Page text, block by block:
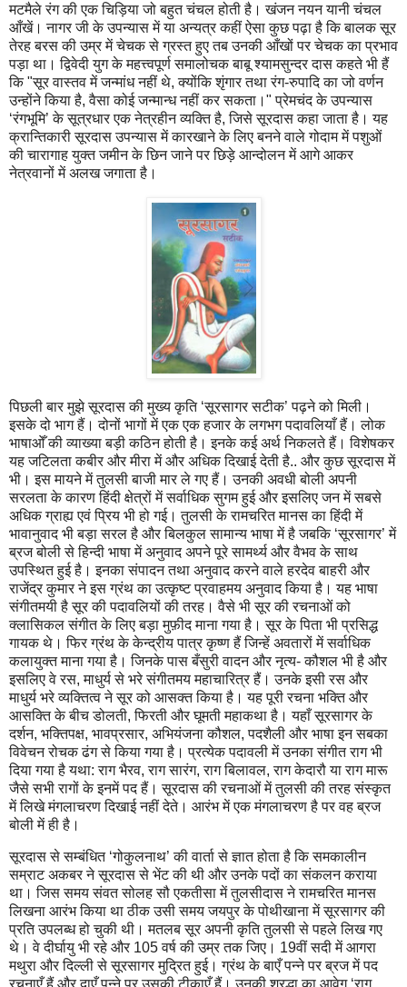
मटमैले रंग की एक चिड़िया जो बहुत चंचल होती है। खंजन नयन यानी चंचल
आँखें। नागर जी के उपन्यास में या अन्यत्र कहीं ऐसा कुछ पढ़ा है कि बालक सूर
तेरह बरस की उम्र में चेचक से ग्रस्त हुए तब उनकी आँखों पर चेचक का प्रभाव
पड़ा था। द्विवेदी युग के महत्त्वपूर्ण समालोचक बाबू श्यामसुन्दर दास कहते भी हैं
कि "सूर वास्तव में जन्मांध नहीं थे, क्योंकि शृंगार तथा रंग-रुपादि का जो वर्णन
उन्होंने किया है, वैसा कोई जन्मान्ध नहीं कर सकता।" प्रेमचंद के उपन्यास
‘रंगभूमि’ के सूत्रधार एक नेत्रहीन व्यक्ति है, जिसे सूरदास कहा जाता है। यह
क्रान्तिकारी सूरदास उपन्यास में कारखाने के लिए बनने वाले गोदाम में पशुओं
की चारागाह युक्त जमीन के छिन जाने पर छिड़े आन्दोलन में आगे आकर
नेत्रवानों में अलख जगाता है।
पिछली बार मुझे सूरदास की मुख्य कृति ‘सूरसागर सटीक’ पढ़ने को मिली।
इसके दो भाग हैं। दोनों भागों में एक एक हजार के लगभग पदावलियाँ हैं। लोक
भाषाओँ की व्याख्या बड़ी कठिन होती है। इनके कई अर्थ निकलते हैं। विशेषकर
यह जटिलता कबीर और मीरा में और अधिक दिखाई देती है.. और कुछ सूरदास में
भी। इस मायने में तुलसी बाजी मार ले गए हैं। उनकी अवधी बोली अपनी
सरलता के कारण हिंदी क्षेत्रों में सर्वाधिक सुगम हुई और इसलिए जन में सबसे
अधिक ग्राह्य एवं प्रिय भी हो गई। तुलसी के रामचरित मानस का हिंदी में
भावानुवाद भी बड़ा सरल है और बिलकुल सामान्य भाषा में है जबकि ‘सूरसागर’ में
ब्रज बोली से हिन्दी भाषा में अनुवाद अपने पूरे सामर्थ्य और वैभव के साथ
उपस्थित हुई है। इनका संपादन तथा अनुवाद करने वाले हरदेव बाहरी और
राजेंद्र कुमार ने इस ग्रंथ का उत्कृष्ट प्रवाहमय अनुवाद किया है। यह भाषा
संगीतमयी है सूर की पदावलियों की तरह। वैसे भी सूर की रचनाओं को
क्लासिकल संगीत के लिए बड़ा मुफ़ीद माना गया है। सूर के पिता भी प्रसिद्ध
गायक थे। फिर ग्रंथ के केन्द्रीय पात्र कृष्ण हैं जिन्हें अवतारों में सर्वाधिक
कलायुक्त माना गया है। जिनके पास बँसुरी वादन और नृत्य- कौशल भी है और
इसलिए वे रस, माधुर्य से भरे संगीतमय महाचारित्र हैं। उनके इसी रस और
माधुर्य भरे व्यक्तित्व ने सूर को आसक्त किया है। यह पूरी रचना भक्ति और
आसक्ति के बीच डोलती, फिरती और घूमती महाकथा है। यहाँ सूरसागर के
दर्शन, भक्तिपक्ष, भावप्रसार, अभियंजना कौशल, पदशैली और भाषा इन सबका
विवेचन रोचक ढंग से किया गया है। प्रत्येक पदावली में उनका संगीत राग भी
दिया गया है यथा: राग भैरव, राग सारंग, राग बिलावल, राग केदारौ या राग मारू
जैसे सभी रागों के इनमें पद हैं। सूरदास की रचनाओं में तुलसी की तरह संस्कृत
में लिखे मंगलाचरण दिखाई नहीं देते। आरंभ में एक मंगलाचरण है पर वह ब्रज
बोली में ही है।
सूरदास से सम्बंधित ‘गोकुलनाथ’ की वार्ता से ज्ञात होता है कि समकालीन
सम्राट अकबर ने सूरदास से भेंट की थी और उनके पदों का संकलन कराया
था। जिस समय संवत सोलह सौ एकतीसा में तुलसीदास ने रामचरित मानस
लिखना आरंभ किया था ठीक उसी समय जयपुर के पोथीखाना में सूरसागर की
प्रति उपलब्ध हो चुकी थी। मतलब सूर अपनी कृति तुलसी से पहले लिख गए
थे। वे दीर्घायु भी रहे और 105 वर्ष की उम्र तक जिए। 19वीं सदी में आगरा
मथुरा और दिल्ली से सूरसागर मुद्रित हुई। ग्रंथ के बाएँ पन्ने पर ब्रज में पद